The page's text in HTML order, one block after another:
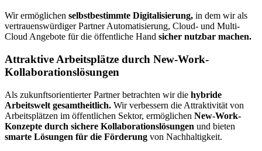
Wir ermöglichen selbstbestimmte Digitalisierung, in dem wir als
vertrauenswürdiger Partner Automatisierung, Cloud- und Multi-
Cloud Angebote für die öffentliche Hand sicher nutzbar machen.
Attraktive Arbeitsplätze durch New-Work-
Kollaborationslösungen
Als zukunftsorientierter Partner betrachten wir die hybride
Arbeitswelt gesamtheitlich. Wir verbessern die Attraktivität von
Arbeitsplätzen im öffentlichen Sektor, ermöglichen New-Work-
Konzepte durch sichere Kollaborationslösungen und bieten
smarte Lösungen für die Förderung von Nachhaltigkeit.